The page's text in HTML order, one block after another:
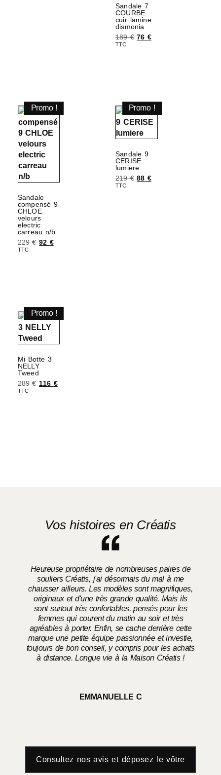
Sandale 7
COURBE
cuir lamine
dismonia
189€ 76 €
TTC
Promo !
Sandale
compensé 9
CHLOE
velours
electric
carreau n/b
229€ 92 €
TTC
Promo !
Sandale 9
CERISE
lumiere
219€ 88 €
TTC
Promo !
Mi Botte 3
NELLY
Tweed
289€ 116 €
TTC
Vos histoires en Créatis
Heureuse propriétaire de nombreuses paires de
souliers Créatis, j'ai désormais du mal à me
chausser ailleurs. Les modèles sont magnifiques,
originaux et d'une très grande qualité. Mais ils
sont surtout très confortables, pensés pour les
femmes qui courent du matin au soir et très
agréables à porter. Enfin, se cache derrière cette
marque une petite équipe passionnée et investie,
toujours de bon conseil, y compris pour les achats
à distance. Longue vie à la Maison Créatis !
EMMANUELLE C
Consultez nos avis et déposez le vôtre